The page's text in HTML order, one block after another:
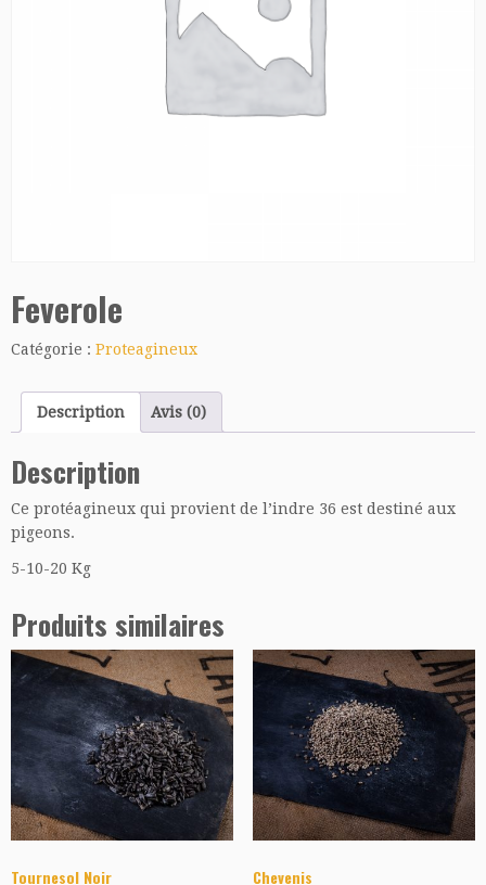
Feverole
Catégorie : Proteagineux
Description Avis (0)
Description
Ce protéagineux qui provient de l’indre 36 est destiné aux
pigeons.
5-10-20 Kg
Produits similaires
Tournesol Noir Chevenis